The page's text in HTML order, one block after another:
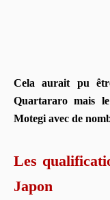
Cela aurait pu
Quartararo mais
Motegi avec de
Les
Japon